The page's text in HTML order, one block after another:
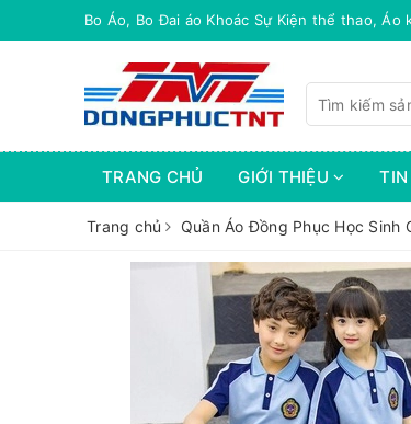
Xượng Dệt Bo Long Biên - Chuyên Dệt Phụ
TRANG CHỦ GIỚI THIỆU
Trang chủ Quần Áo Đồng Phục Học Sinh